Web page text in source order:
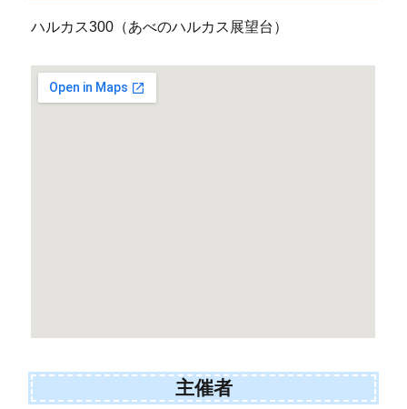
ハルカス300（あべのハルカス展望台）
主催者